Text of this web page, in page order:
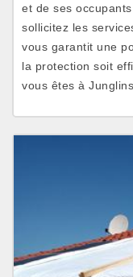
et de ses
sollicitez les
vous garantit une
la protection soit
vous êtes à